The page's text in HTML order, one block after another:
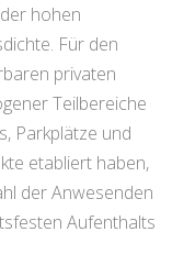
hohen
Für den
privaten
Teilbereiche
Parkplätze und
etabliert haben,
der Anwesenden
Aufenthalts